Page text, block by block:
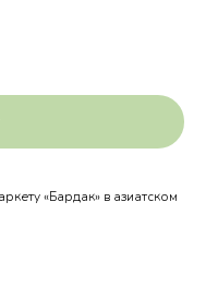
«Бардак» в азиатском